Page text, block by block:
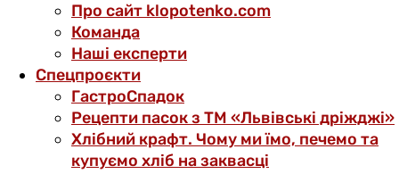
Про сайт klopotenko.com
Команда
Наші експерти
Спецпроєкти
ГастроСпадок
Рецепти пасок з ТМ «Львівські дріжджі»
Хлібний крафт. Чому ми їмо, печемо та
купуємо хліб на заквасці